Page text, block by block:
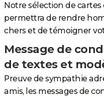
Notre sélection de
permettra de rendre
chers et de témoigner
Message de
de textes et
Preuve de sympathie
amis, les messages de